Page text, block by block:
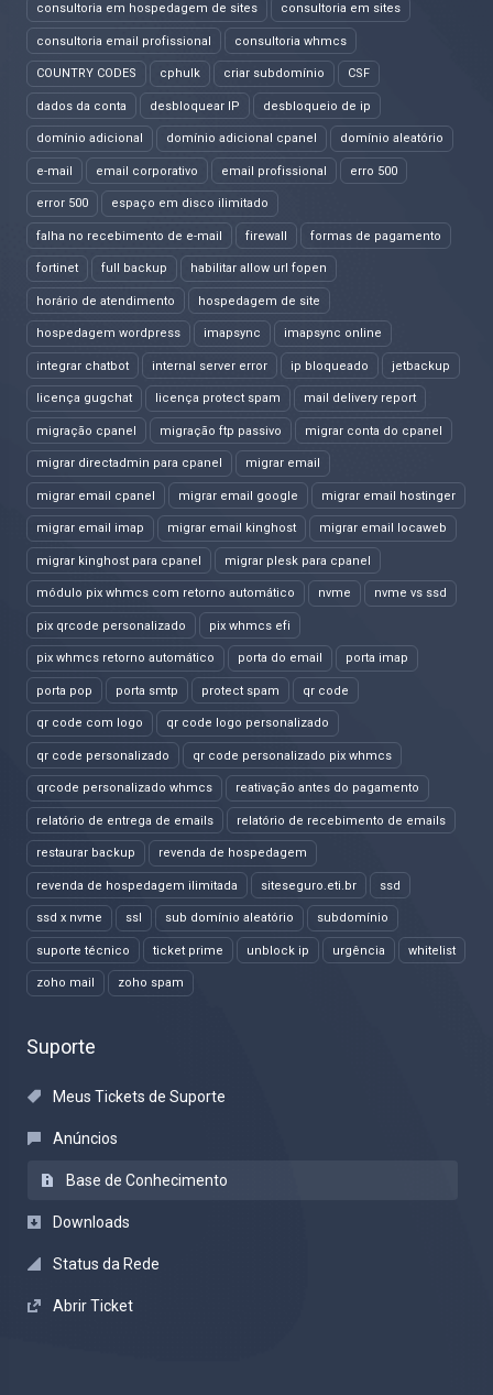
consultoria em hospedagem de sites consultoria em sites
consultoria email profissional consultoria whmcs
COUNTRY CODES cphulk criar subdomínio CSF
dados da conta desbloquear IP desbloqueio de ip
domínio adicional domínio adicional cpanel domínio aleatório
e-mail email corporativo email profissional erro 500
error 500 espaço em disco ilimitado
falha no recebimento de e-mail firewall formas de pagamento
fortinet full backup habilitar allow url fopen
horário de atendimento hospedagem de site
hospedagem wordpress imapsync imapsync online
integrar chatbot internal server error ip bloqueado jetbackup
licença gugchat licença protect spam mail delivery report
migração cpanel migração ftp passivo migrar conta do cpanel
migrar directadmin para cpanel migrar email
migrar email cpanel migrar email google migrar email hostinger
migrar email imap migrar email kinghost migrar email locaweb
migrar kinghost para cpanel migrar plesk para cpanel
módulo pix whmcs com retorno automático nvme nvme vs ssd
pix qrcode personalizado pix whmcs efi
pix whmcs retorno automático porta do email porta imap
porta pop porta smtp protect spam qr code
qr code com logo qr code logo personalizado
qr code personalizado qr code personalizado pix whmcs
qrcode personalizado whmcs reativação antes do pagamento
relatório de entrega de emails relatório de recebimento de emails
restaurar backup revenda de hospedagem
revenda de hospedagem ilimitada siteseguro.eti.br ssd
ssd x nvme ssl sub domínio aleatório subdomínio
suporte técnico ticket prime unblock ip urgência whitelist
zoho mail zoho spam
Suporte
Meus Tickets de Suporte
Anúncios
Base de Conhecimento
Downloads
Status da Rede
Abrir Ticket